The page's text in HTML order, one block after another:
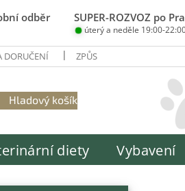
odběr SUPER-ROZVOZ po
úterý a neděle 19:00-
DORUČENÍ ZPŮSOBY PLATBY
NÁKUPNÍ
Hladový košík
diety Vybavení